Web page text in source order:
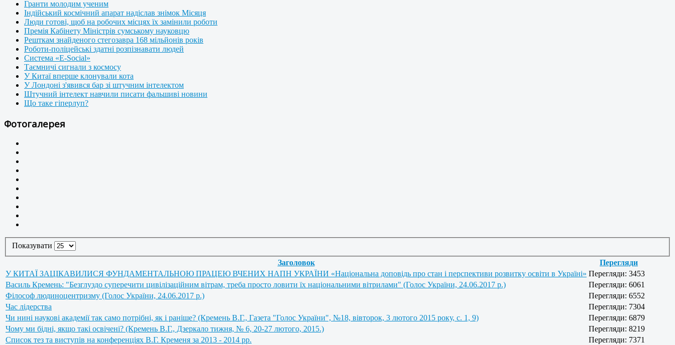
Гранти молодим ученим
Індійський космічний апарат надіслав знімок Місяця
Люди готові, щоб на робочих місцях їх замінили роботи
Премія Кабінету Міністрів сумському науковцю
Решткам знайденого стегозавра 168 мільйонів років
Роботи-поліцейські здатні розпізнавати людей
Система «E-Social»
Таємничі сигнали з космосу
У Китаї вперше клонували кота
У Лондоні з'явився бар зі штучним інтелектом
Штучний інтелект навчили писати фальшиві новини
Що таке гіперлуп?
Фотогалерея
Показувати
Заголовок
Перегляди
У КИТАЇ ЗАЦІКАВИЛИСЯ ФУНДАМЕНТАЛЬНОЮ ПРАЦЕЮ ВЧЕНИХ НАПН УКРАЇНИ «Національна доповідь про стан і перспективи розвитку освіти в Україні» Перегляди: 3453
Василь Кремень: "Безглуздо суперечити цивілізаційним вітрам, треба просто ловити їх національними вітрилами" (Голос України, 24.06.2017 р.)
Перегляди: 6061
Філософ людиноцентризму (Голос України, 24.06.2017 р.)
Перегляди: 6552
Час лідерства
Перегляди: 7304
Чи нині наукові академії так само потрібні, як і раніше? (Кремень В.Г., Газета "Голос України", №18, вівторок, 3 лютого 2015 року, с. 1, 9)
Перегляди: 6879
Чому ми бідні, якщо такі освічені? (Кремень В.Г., Дзеркало тижня, № 6, 20-27 лютого, 2015.)
Перегляди: 8219
Список тез та виступів на конференціях В.Г. Кременя за 2013 - 2014 рр.
Перегляди: 7371